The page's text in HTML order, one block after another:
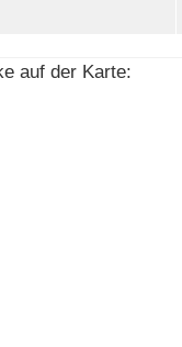
auf der Karte: